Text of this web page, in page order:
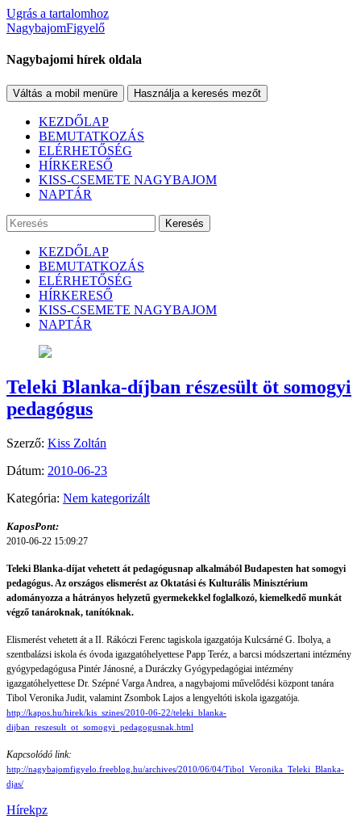
Ugrás a tartalomhoz
NagybajomFigyelő
Nagybajomi hírek oldala
Váltás a mobil menüre Használja a keresés mezőt
KEZDŐLAP
BEMUTATKOZÁS
ELÉRHETŐSÉG
HÍRKERESŐ
KISS-CSEMETE NAGYBAJOM
NAPTÁR
Keresés
KEZDŐLAP
BEMUTATKOZÁS
ELÉRHETŐSÉG
HÍRKERESŐ
KISS-CSEMETE NAGYBAJOM
NAPTÁR
Teleki Blanka-díjban részesült öt somogyi
pedagógus
Szerző: Kiss Zoltán
Dátum: 2010-06-23
Kategória: Nem kategorizált
KaposPont:
2010-06-22 15:09:27
Teleki Blanka-díjat vehetett át pedagógusnap alkalmából Budapesten hat somogyi
pedagógus. Az országos elismerést az Oktatási és Kulturális Minisztérium
adományozza a hátrányos helyzetű gyermekekkel foglalkozó, kiemelkedő munkát
végző tanároknak, tanítóknak.
Elismerést vehetett át a II. Rákóczi Ferenc tagiskola igazgatója Kulcsárné G. Ibolya, a
szentbalázsi iskola és óvoda igazgatóhelyettese Papp Teréz, a barcsi módszertani intézmény
gyógypedagógusa Pintér Jánosné, a Duráczky Gyógypedagógiai intézmény
igazgatóhelyettese Dr. Szépné Varga Andrea, a nagybajomi művelődési központ tanára
Tibol Veronika Judit, valamint Zsombok Lajos a lengyeltóti iskola igazgatója.
http://kapos.hu/hirek/kis_szines/2010-06-22/teleki_blanka-
dijban_reszesult_ot_somogyi_pedagogusnak.html
Kapcsolódó link:
http://nagybajomfigyelo.freeblog.hu/archives/2010/06/04/Tibol_Veronika_Teleki_Blanka-
djas/
Hírekpz